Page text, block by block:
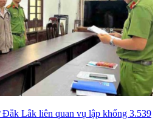
Lắk liên quan vụ lập khống 3.539